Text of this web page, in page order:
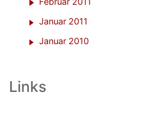
Januar 2011
Januar 2010
Links